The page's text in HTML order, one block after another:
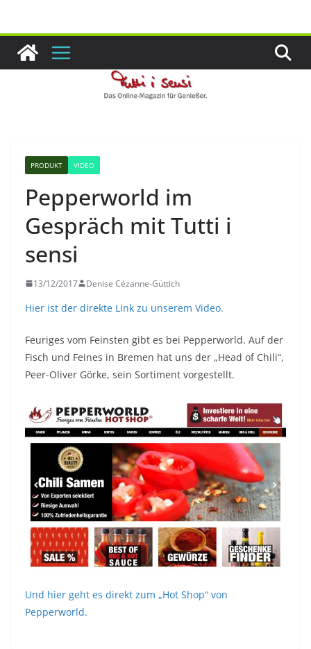
springen
PRODUKT VIDEO
Pepperworld im
Gespräch mit Tutti i
sensi
13/12/2017 Denise Cézanne-Güttich
Hier ist der direkte Link zu unserem Video.
Feuriges vom Feinsten gibt es bei Pepperworld. Auf der
Fisch und Feines in Bremen hat uns der „Head of Chili“,
Peer-Oliver Görke, sein Sortiment vorgestellt.
Und hier geht es direkt zum „Hot Shop“ von
Pepperworld.